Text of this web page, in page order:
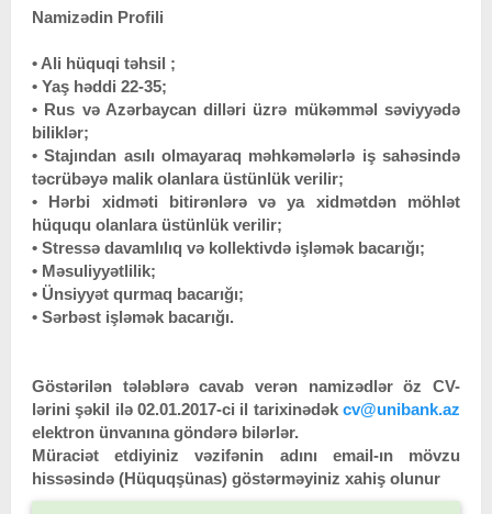
Namizədin Profili
• Ali hüquqi təhsil ;
• Yaş həddi 22-35;
• Rus və Azərbaycan dilləri üzrə mükəmməl səviyyədə
biliklər;
• Stajından asılı olmayaraq məhkəmələrlə iş sahəsində
təcrübəyə malik olanlara üstünlük verilir;
• Hərbi xidməti bitirənlərə və ya xidmətdən möhlət
hüququ olanlara üstünlük verilir;
• Stressə davamlılıq və kollektivdə işləmək bacarığı;
• Məsuliyyətlilik;
• Ünsiyyət qurmaq bacarığı;
• Sərbəst işləmək bacarığı.
Göstərilən tələblərə cavab verən namizədlər öz CV-
lərini şəkil ilə 02.01.2017-ci il tarixinədək cv@unibank.az
elektron ünvanına göndərə bilərlər.
Müraciət etdiyiniz vəzifənin adını email-ın mövzu
hissəsində (Hüquqşünas) göstərməyiniz xahiş olunur